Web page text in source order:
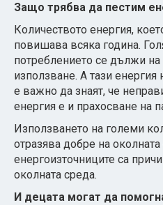
Защо трябва да пестим
Количеството енергия,
повишава всяка година.
потреблението се дължи
използване. А тази енергия
е важно да знаят, че
енергия е и прахосване на
Използването на големи
отразява добре на
енергоизточниците са
околната среда.
И децата могат да